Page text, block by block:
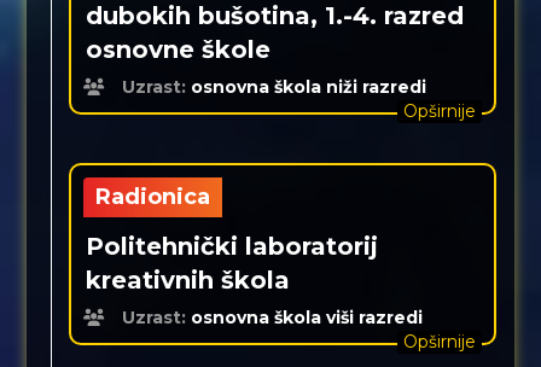
dubokih bušotina, 1.-4. razred
osnovne škole
Uzrast: osnovna škola niži razredi
Opširnije
Radionica
Politehnički laboratorij
kreativnih škola
Uzrast: osnovna škola viši razredi
Opširnije